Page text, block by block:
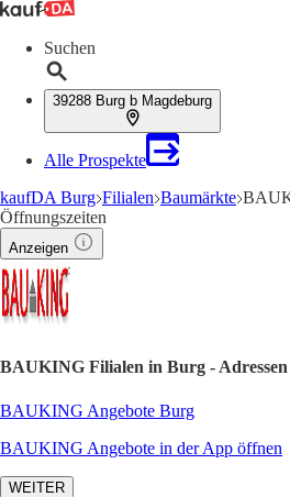
Suchen
39288 Burg b Magdeburg
Alle Prospekte
kaufDA Burg Filialen Baumärkte
Öffnungszeiten
Anzeigen
BAUKING Filialen in Burg -
BAUKING Angebote Burg
BAUKING Angebote in der App öffnen
WEITER